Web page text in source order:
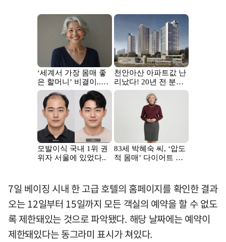
7일 베이징 시내 한 고급 호텔의 홈페이지를 확인한 결과
오는 12일부터 15일까지 모든 객실의 예약을 할 수 없도
록 제한돼있는 것으로 파악됐다. 해당 날짜에는 예약이
제한돼있다는 동그라미 표시가 쳐있다.